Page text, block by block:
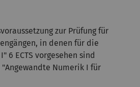
zur Prüfung für
in denen für die
6 ECTS vorgesehen sind
Numerik I für